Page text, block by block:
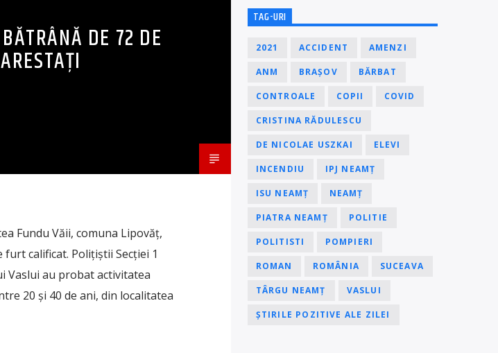
DE 72 DE
Fundu Văii, comuna Lipovăț,
calificat. Polițiștii Secției 1
Vaslui au probat activitatea
20 și 40 de ani, din localitatea
TAG-URI
2021 ACCIDENT AMENZI
ANM BRAȘOV BĂRBAT
CONTROALE COPII COVID
CRISTINA RĂDULESCU
DE NICOLAE USZKAI ELEVI
INCENDIU IPJ NEAMȚ
ISU NEAMȚ NEAMȚ
PIATRA NEAMȚ POLITIE
POLITISTI POMPIERI
ROMAN ROMÂNIA SUCEAVA
TÂRGU NEAMȚ VASLUI
ȘTIRILE POZITIVE ALE ZILEI